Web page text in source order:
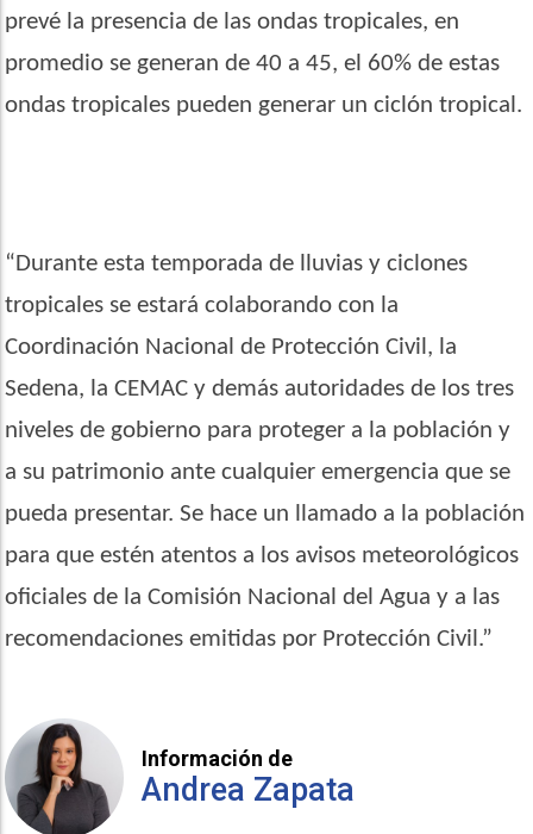
prevé la presencia de las ondas tropicales, en
promedio se generan de 40 a 45, el 60% de estas
ondas tropicales pueden generar un ciclón tropical.
“Durante esta temporada de lluvias y ciclones
tropicales se estará colaborando con la
Coordinación Nacional de Protección Civil, la
Sedena, la CEMAC y demás autoridades de los tres
niveles de gobierno para proteger a la población y
a su patrimonio ante cualquier emergencia que se
pueda presentar. Se hace un llamado a la población
para que estén atentos a los avisos meteorológicos
oficiales de la Comisión Nacional del Agua y a las
recomendaciones emitidas por Protección Civil.”
Información de
Andrea Zapata